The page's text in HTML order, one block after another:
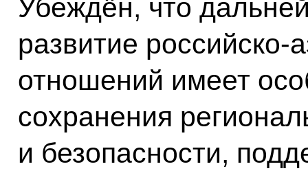
Убеждён, что
развитие российско-
отношений имеет
сохранения
и безопасности,